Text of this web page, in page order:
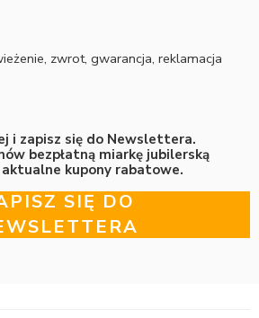
zwrot, gwarancja, reklamacja
i zapisz się do Newslettera.
bezpłatną miarkę jubilerską
kupony rabatowe.
SIĘ DO